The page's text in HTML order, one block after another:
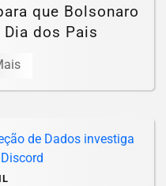
que Bolsonaro
dos Pais